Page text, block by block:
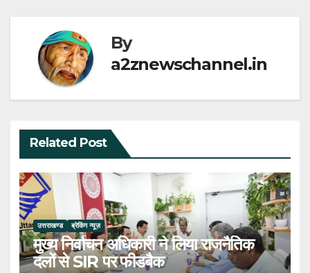
By
a2znewschannel.in
Related Post
उत्तराखण्ड ब्रेकिंग न्यूज़
मुख्य निर्वाचन अधिकारी ने लिया राजनैतिक
दलों से SIR पर फीडबैक